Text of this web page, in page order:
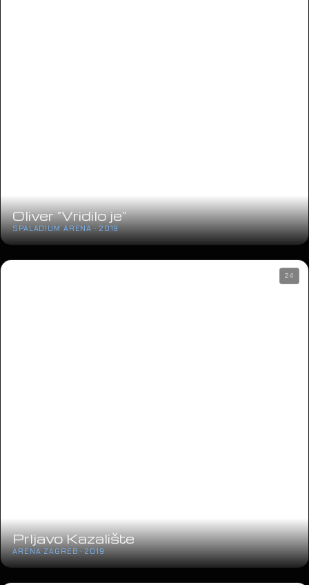
Oliver “Vridilo je”
SPALADIUM ARENA · 2019
Prljavo Kazalište
ARENA ZAGREB · 2019
24